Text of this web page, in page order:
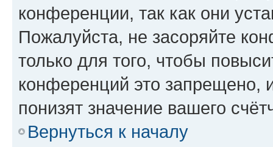
конференции, так как они
Пожалуйста, не засоряйте
только для того, чтобы
конференций это запрещено,
понизят значение вашего
Вернуться к началу